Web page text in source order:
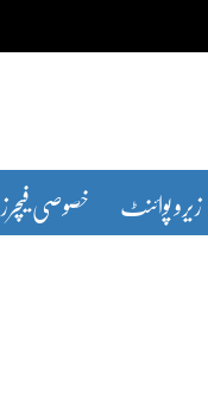
زیرو پوائنٹ خصوصی فیچرز